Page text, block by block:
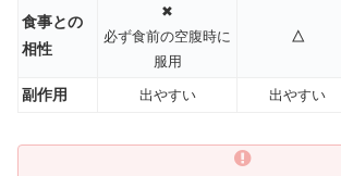
食事との
相性
✖
必ず食前の空腹時に
服用
△
副作用 出やすい 出やすい